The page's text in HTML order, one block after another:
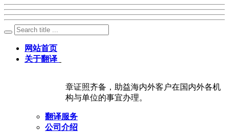
网站首页
关于翻译
章证照齐备，助益海内外客户在国内外各机
构与单位的事宜办理。
翻译服务
公司介绍